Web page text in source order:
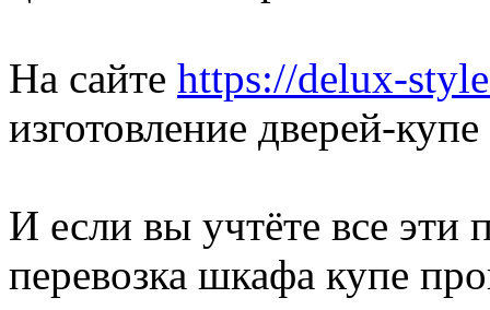
На сайте https://delux-
изготовление дверей-
И если вы учтёте все
перевозка шкафа купе